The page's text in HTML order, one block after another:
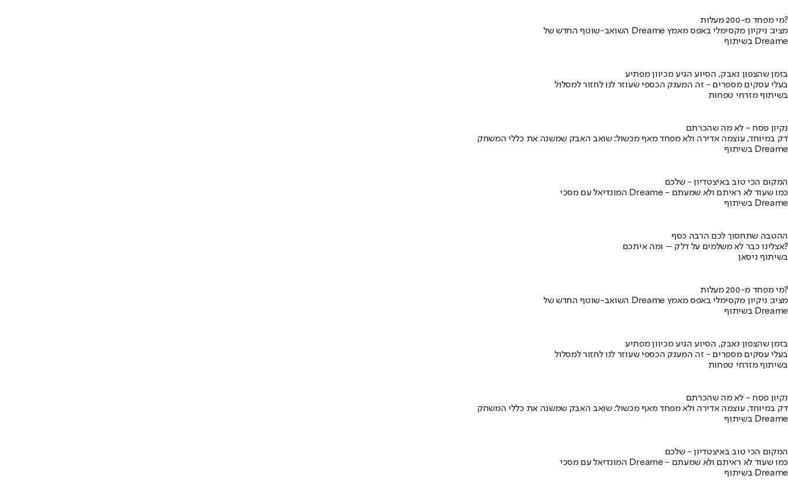
מי מפחד מ-200 מעלות?
השואב-שוטף החדש של Dreame מציג: ניקיון מקסימלי באפס מאמץ
בשיתוף Dreame
בזמן שהצפון נאבק, הסיוע הגיע מכיוון מפתיע
בעלי עסקים מספרים - זה המענק הכספי שעוזר לנו לחזור למסלול
בשיתוף מזרחי טפחות
נקיון פסח - לא מה שהכרתם
דק במיוחד, עוצמה אדירה ולא מפחד מאף מכשול: שואב האבק שמשנה את כללי המשחק
בשיתוף Dreame
המקום הכי טוב באיצטדיון - שלכם
המונדיאל עם מסכי Dreame - כמו שעוד לא ראיתם ולא שמעתם
בשיתוף Dreame
ההטבה שתחסוך לכם הרבה כסף
אצלינו כבר לא משלמים על דלק – ומה איתכם?
בשיתוף ניסאן
מי מפחד מ-200 מעלות?
השואב-שוטף החדש של Dreame מציג: ניקיון מקסימלי באפס מאמץ
בשיתוף Dreame
בזמן שהצפון נאבק, הסיוע הגיע מכיוון מפתיע
בעלי עסקים מספרים - זה המענק הכספי שעוזר לנו לחזור למסלול
בשיתוף מזרחי טפחות
נקיון פסח - לא מה שהכרתם
דק במיוחד, עוצמה אדירה ולא מפחד מאף מכשול: שואב האבק שמשנה את כללי המשחק
בשיתוף Dreame
המקום הכי טוב באיצטדיון - שלכם
המונדיאל עם מסכי Dreame - כמו שעוד לא ראיתם ולא שמעתם
בשיתוף Dreame